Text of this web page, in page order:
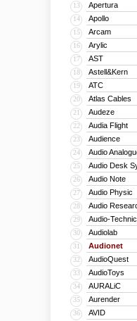
13 Apertura
14 Apollo
15 Arcam
16 Arylic
17 AST
18 Astell&Kern
19 ATC
20 Atlas Cables
21 Audeze
22 Audia Flight
23 Audience
24 Audio
25 Audio Desk
26 Audio Note
27 Audio Physic
28 Audio
29 Audio-
30 Audiolab
31 Audionet
32 AudioQuest
33 AudioToys
34 AURALiC
35 Aurender
36 AVID